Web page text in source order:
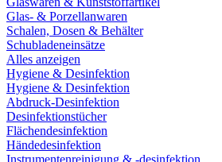
Glas- & Porzellanwaren
Schalen, Dosen & Behälter
Schubladeneinsätze
Alles anzeigen
Hygiene & Desinfektion
Hygiene & Desinfektion
Abdruck-Desinfektion
Desinfektionstücher
Flächendesinfektion
Händedesinfektion
Instrumentenreinigung & -desinfektion